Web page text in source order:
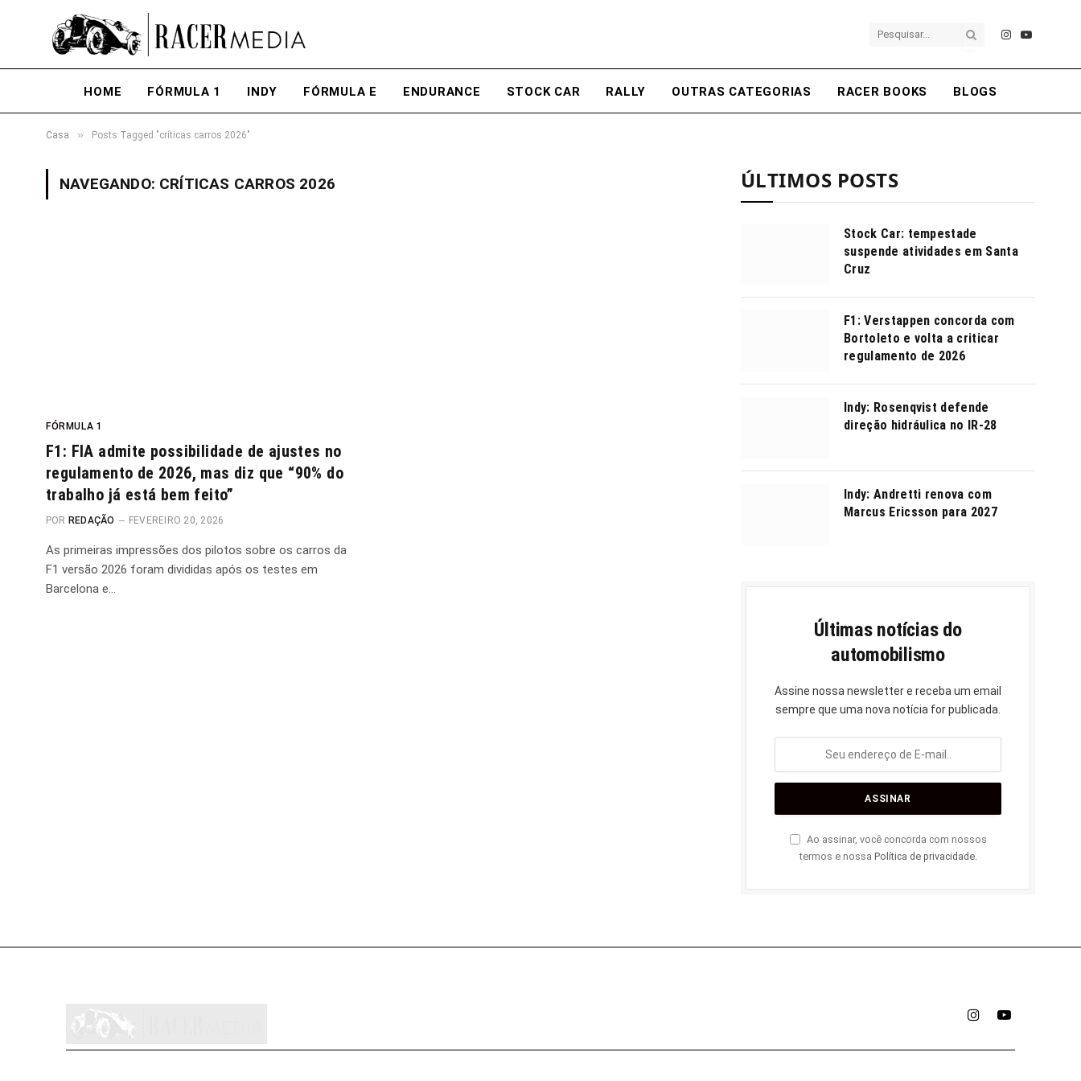
Instagram
YouTube
HOME FÓRMULA 1 INDY FÓRMULA E ENDURANCE STOCK CAR RALLY OUTRAS CATEGORIAS RACER BOOKS BLOGS
Casa » Posts Tagged "críticas carros 2026"
NAVEGANDO: CRÍTICAS CARROS 2026
FÓRMULA 1
F1: FIA admite possibilidade de ajustes no
regulamento de 2026, mas diz que “90% do
trabalho já está bem feito”
POR REDAÇÃO FEVEREIRO 20, 2026
As primeiras impressões dos pilotos sobre os carros da
F1 versão 2026 foram divididas após os testes em
Barcelona e…
ÚLTIMOS POSTS
Stock Car: tempestade
suspende atividades em Santa
Cruz
F1: Verstappen concorda com
Bortoleto e volta a criticar
regulamento de 2026
Indy: Rosenqvist defende
direção hidráulica no IR-28
Indy: Andretti renova com
Marcus Ericsson para 2027
Últimas notícias do
automobilismo
Assine nossa newsletter e receba um email
sempre que uma nova notícia for publicada.
Ao assinar, você concorda com nossos
termos e nossa Política de privacidade.
InstagramYouTube